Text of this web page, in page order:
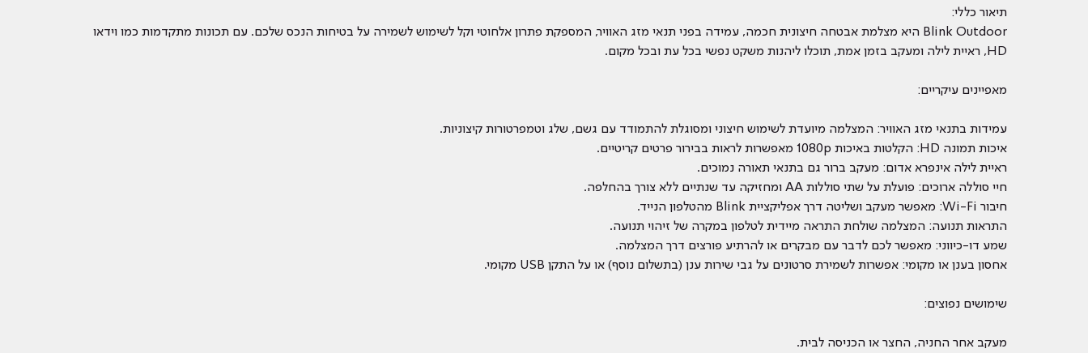
תיאור כללי:
Blink Outdoor היא מצלמת אבטחה חיצונית חכמה, עמידה בפני תנאי מזג האוויר, המספקת פתרון אלחוטי וקל לשימוש לשמירה על בטיחות הנכס שלכם. עם תכונות מתקדמות כמו וידאו
HD, ראיית לילה ומעקב בזמן אמת, תוכלו ליהנות משקט נפשי בכל עת ובכל מקום.
מאפיינים עיקריים:
עמידות בתנאי מזג האוויר: המצלמה מיועדת לשימוש חיצוני ומסוגלת להתמודד עם גשם, שלג וטמפרטורות קיצוניות.
איכות תמונה HD: הקלטות באיכות 1080p מאפשרות לראות בבירור פרטים קריטיים.
ראיית לילה אינפרא אדום: מעקב ברור גם בתנאי תאורה נמוכים.
חיי סוללה ארוכים: פועלת על שתי סוללות AA ומחזיקה עד שנתיים ללא צורך בהחלפה.
חיבור Wi-Fi: מאפשר מעקב ושליטה דרך אפליקציית Blink מהטלפון הנייד.
התראות תנועה: המצלמה שולחת התראה מיידית לטלפון במקרה של זיהוי תנועה.
שמע דו-כיווני: מאפשר לכם לדבר עם מבקרים או להרתיע פורצים דרך המצלמה.
אחסון בענן או מקומי: אפשרות לשמירת סרטונים על גבי שירות ענן (בתשלום נוסף) או על התקן USB מקומי.
שימושים נפוצים:
מעקב אחר החניה, החצר או הכניסה לבית.